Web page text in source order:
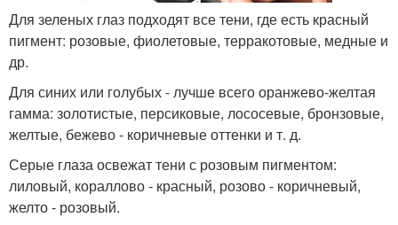
Для зеленых глаз подходят все тени, где есть красный
пигмент: розовые, фиолетовые, терракотовые, медные и
др.
Для синих или голубых - лучше всего оранжево-желтая
гамма: золотистые, персиковые, лососевые, бронзовые,
желтые, бежево - коричневые оттенки и т. д.
Серые глаза освежат тени с розовым пигментом:
лиловый, кораллово - красный, розово - коричневый,
желто - розовый.